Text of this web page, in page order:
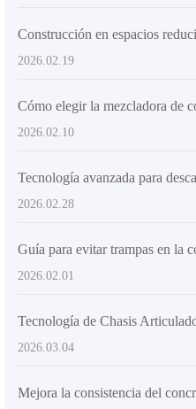
2026.02.19
2026.02.10
2026.02.28
2026.02.01
2026.03.04